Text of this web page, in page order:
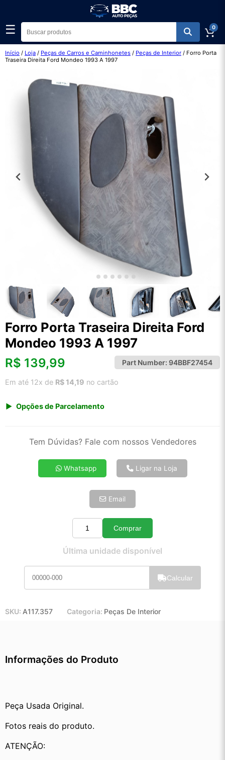
☰ 0
Início / Loja / Peças de Carros e Caminhonetes / Peças de Interior / Forro Porta
Traseira Direita Ford Mondeo 1993 A 1997
Forro Porta Traseira Direita Ford
Mondeo 1993 A 1997
R$ 139,99 Part Number: 94BBF27454
Em até 12x de R$ 14,19 no cartão
Opções de Parcelamento
2x de R$ 75,34
4x de R$ 38,80
5x de R$ 31,44
Tem Dúvidas? Fale com nossos Vendedores
Whatsapp Ligar na Loja
Email
Quantidade
Comprar
Última unidade disponível
Calcular
SKU: A117.357 Categoria: Peças De Interior
Informações do Produto
Peça Usada Original.
Fotos reais do produto.
ATENÇÃO: